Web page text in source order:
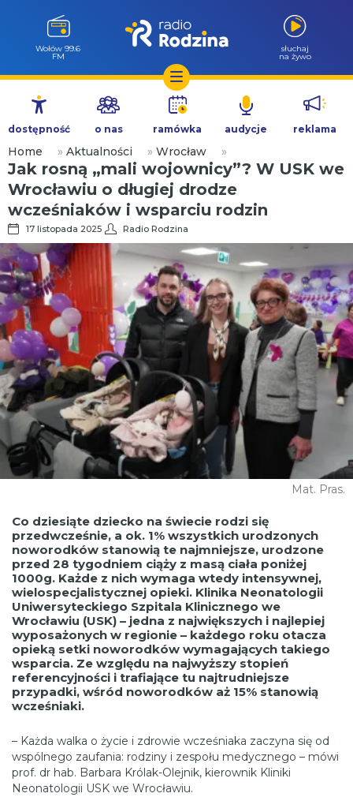
Przejdź
treści
Wołów 99.6
FM
słuchaj
na żywo
dostępność o nas ramówka audycje reklama
Home » Aktualności » Wrocław »
Jak rosną „mali wojownicy”? W USK we
Wrocławiu o długiej drodze
wcześniaków i wsparciu rodzin
17 listopada 2025 Radio Rodzina
Mat. Pras.
Co dziesiąte dziecko na świecie rodzi się
przedwcześnie, a ok. 1% wszystkich urodzonych
noworodków stanowią te najmniejsze, urodzone
przed 28 tygodniem ciąży z masą ciała poniżej
1000g. Każde z nich wymaga wtedy intensywnej,
wielospecjalistycznej opieki. Klinika Neonatologii
Uniwersyteckiego Szpitala Klinicznego we
Wrocławiu (USK) – jedna z największych i najlepiej
wyposażonych w regionie – każdego roku otacza
opieką setki noworodków wymagających takiego
wsparcia. Ze względu na najwyższy stopień
referencyjności i trafiające tu najtrudniejsze
przypadki, wśród noworodków aż 15% stanowią
wcześniaki.
– Każda walka o życie i zdrowie wcześniaka zaczyna się od
wspólnego zaufania: rodziny i zespołu medycznego – mówi
prof. dr hab. Barbara Królak-Olejnik, kierownik Kliniki
Neonatologii USK we Wrocławiu.